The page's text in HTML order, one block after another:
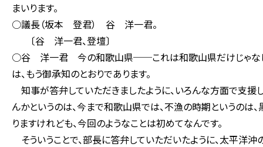
まいります。
○議長（坂本 登君） 谷 洋一君。
〔谷 洋一君、登壇〕
○谷 洋一君 今の和歌山県──これは和歌山県だけじゃなし
は、もう御承知のとおりであります。
知事が答弁していただきましたように、いろんな方面で支援
んかというのは、今まで和歌山県では、不漁の時期というの
りますけれども、今回のようなことは初めてなんです。
そういうことで、部長に答弁していただいたように、太平洋